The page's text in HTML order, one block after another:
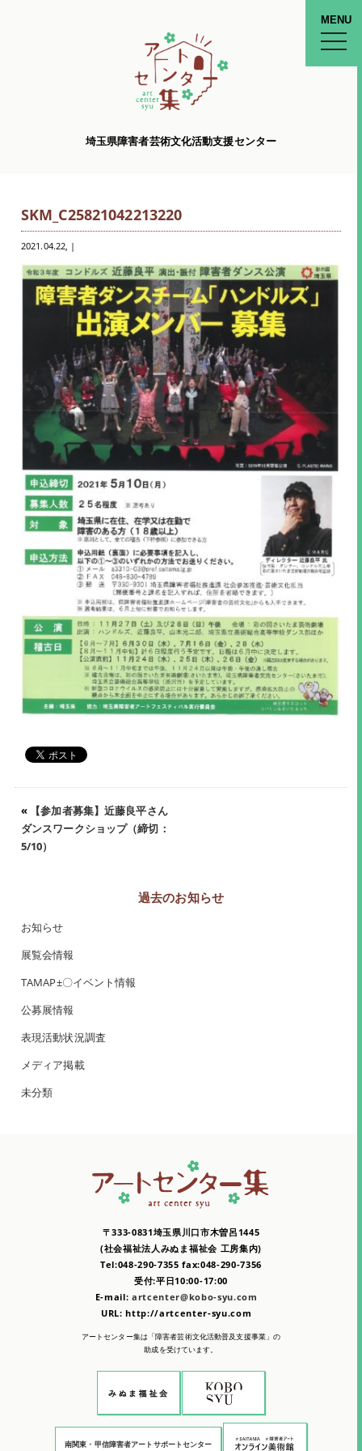
埼玉県障害者芸術文化活動支援センター
MENU
toggle
SKM_C25821042213220
2021.04.22, |
«
【参加者募集】近藤良平さん
ダンスワークショップ（締切：
5/10）
過去のお知らせ
お知らせ
展覧会情報
TAMAP±〇イベント情報
公募展情報
表現活動状況調査
メディア掲載
未分類
〒333-0831埼玉県川口市木曽呂1445
(社会福祉法人みぬま福祉会 工房集内)
Tel:048-290-7355 fax:048-290-7356
受付:平日10:00-17:00
E-mail: artcenter@kobo-syu.com
URL: http://artcenter-syu.com
アートセンター集は「障害者芸術文化活動普及支援事業」の
助成を受けています。
南関東・甲信障害者アートサポートセンター